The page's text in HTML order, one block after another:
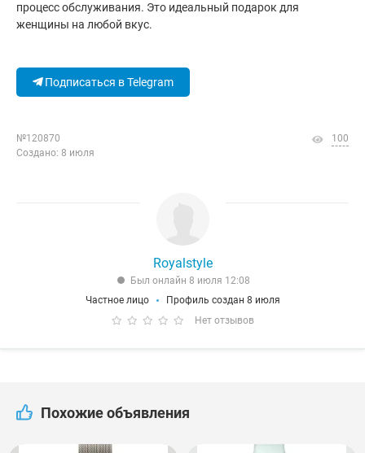
процесс обслуживания. Это идеальный подарок для
женщины на любой вкус.
Подписаться в Telegram
№120870
Создано: 8 июля
100
Royalstyle
Был онлайн 8 июля 12:08
Частное лицо
Профиль создан 8 июля
Нет отзывов
Похожие объявления